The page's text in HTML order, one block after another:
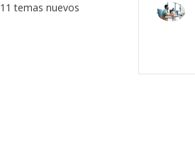
temas nuevos